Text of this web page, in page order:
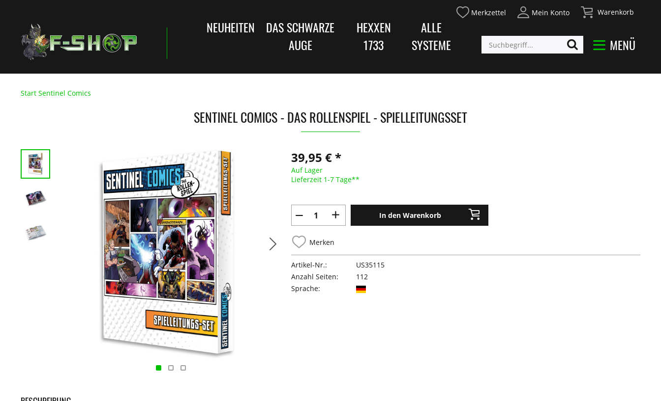
Merkzettel Mein Konto Warenkorb
MENÜ
NEUHEITEN
DAS SCHWARZE
AUGE
HEXXEN
1733
ALLE
SYSTEME
Start Sentinel Comics
SENTINEL COMICS - DAS ROLLENSPIEL - SPIELLEITUNGSSET
39,95 € *
Auf Lager
Lieferzeit 1-7 Tage**
In den Warenkorb
Merken
Artikel-Nr.:
US35115
Anzahl Seiten:
112
Sprache: